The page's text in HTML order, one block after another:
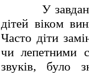
У
дітей віком
Часто діти
чи лепетними
звуків, було